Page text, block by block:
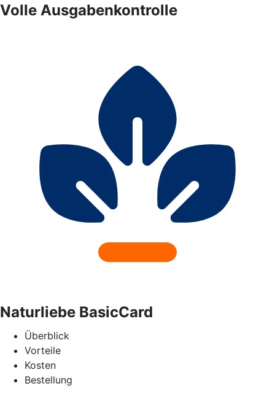
Volle Ausgabenkontrolle
Naturliebe BasicCard
Überblick
Vorteile
Kosten
Bestellung